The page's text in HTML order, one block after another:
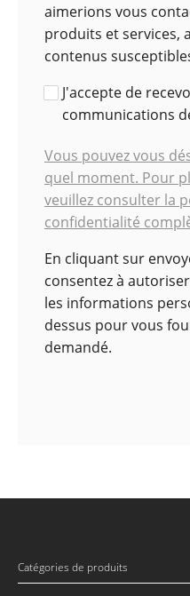
aimerions vous
produits et services,
contenus
J'accepte de
communications
Vous pouvez vous
quel moment. Pour
veuillez consulter la
confidentialité
En cliquant sur
consentez à
les informations
dessus pour vous
demandé.
Catégories de produits